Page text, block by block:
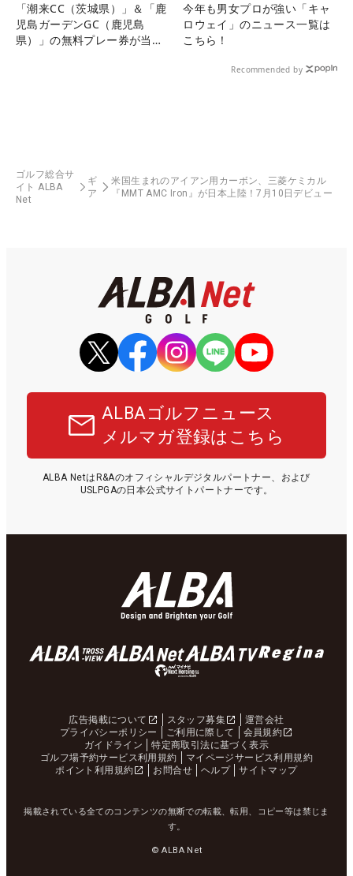
「潮来CC（茨城県）」＆「鹿
児島ガーデンGC（鹿児島
県）」の無料プレー券が当た
今年も男女プロが強い「キャ
ロウェイ」のニュース一覧は
こちら！
Recommended by
ゴルフ総合サ
イト ALBA
Net
ギ
ア
米国生まれのアイアン用カーボン、三菱ケミカル
『MMT AMC Iron』が日本上陸！7月10日デビュー
ALBAゴルフニュース
メルマガ登録はこちら
ALBA NetはR&Aのオフィシャルデジタルパートナー、および
USLPGAの日本公式サイトパートナーです。
広告掲載について スタッフ募集
運営会社
プライバシーポリシー
ご利用に際して
会員規約
ガイドライン
特定商取引法に基づく表示
ゴルフ場予約サービス利用規約
マイページサービス利用規約
ポイント利用規約
お問合せ ヘルプ サイトマップ
掲載されている全てのコンテンツの無断での転載、転用、コピー等は禁じま
す。
© ALBA Net